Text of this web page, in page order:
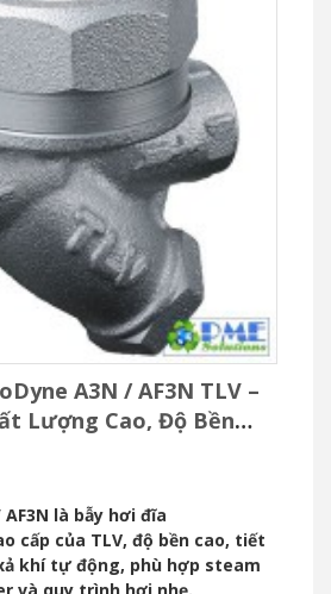
A3N / AF3N TLV –
Lượng Cao, Độ Bền
là bẫy hơi đĩa
cấp của TLV, độ bền cao, tiết
khí tự động, phù hợp steam